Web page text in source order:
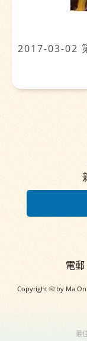
2017-03-02
電郵
Copyright © by Ma On
最